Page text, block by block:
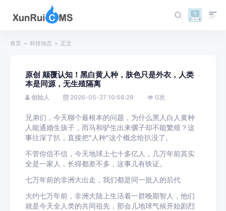
首页 科技动态 正文
原创 颠覆认知！黑白黄人种，肤色只是外衣，人类
本是同源，无生殖隔离
创始人 2026-05-27 10:56:29 0次
兄弟们，今天聊个最根本的问题，为什么黑人白人黄种
人能通婚生孩子，而马和驴生出来骡子却不能繁殖？这
事往深了扒，直接把"人种"这个概念给扒没了。
不管你信不信，今天地球上七十多亿人，几万年前其实
全是一家人，长得都差不多，这事儿有铁证。
七万年前的非洲大出走，我们都是同一批人的后代
大约七万年前，非洲大陆上生活着一群晚期智人，他们
就是今天全人类的共同祖先，那会儿地球气候开始剧烈